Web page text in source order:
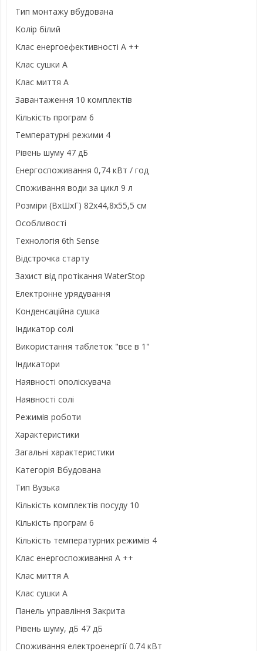
Тип монтажу вбудована
Колір білий
Клас енергоефективності А ++
Клас сушки А
Клас миття А
Завантаження 10 комплектів
Кількість програм 6
Температурні режими 4
Рівень шуму 47 дБ
Енергоспоживання 0,74 кВт / год
Споживання води за цикл 9 л
Розміри (ВхШхГ) 82х44,8х55,5 см
Особливості
Технологія 6th Sense
Відстрочка старту
Захист від протікання WaterStop
Електронне урядування
Конденсаційна сушка
Індикатор солі
Використання таблеток "все в 1"
Індикатори
Наявності ополіскувача
Наявності солі
Режимів роботи
Характеристики
Загальні характеристики
Категорія Вбудована
Тип Вузька
Кількість комплектів посуду 10
Кількість програм 6
Кількість температурних режимів 4
Клас енергоспоживання A ++
Клас миття A
Клас сушки A
Панель управління Закрита
Рівень шуму, дБ 47 дБ
Споживання електроенергії 0.74 кВт